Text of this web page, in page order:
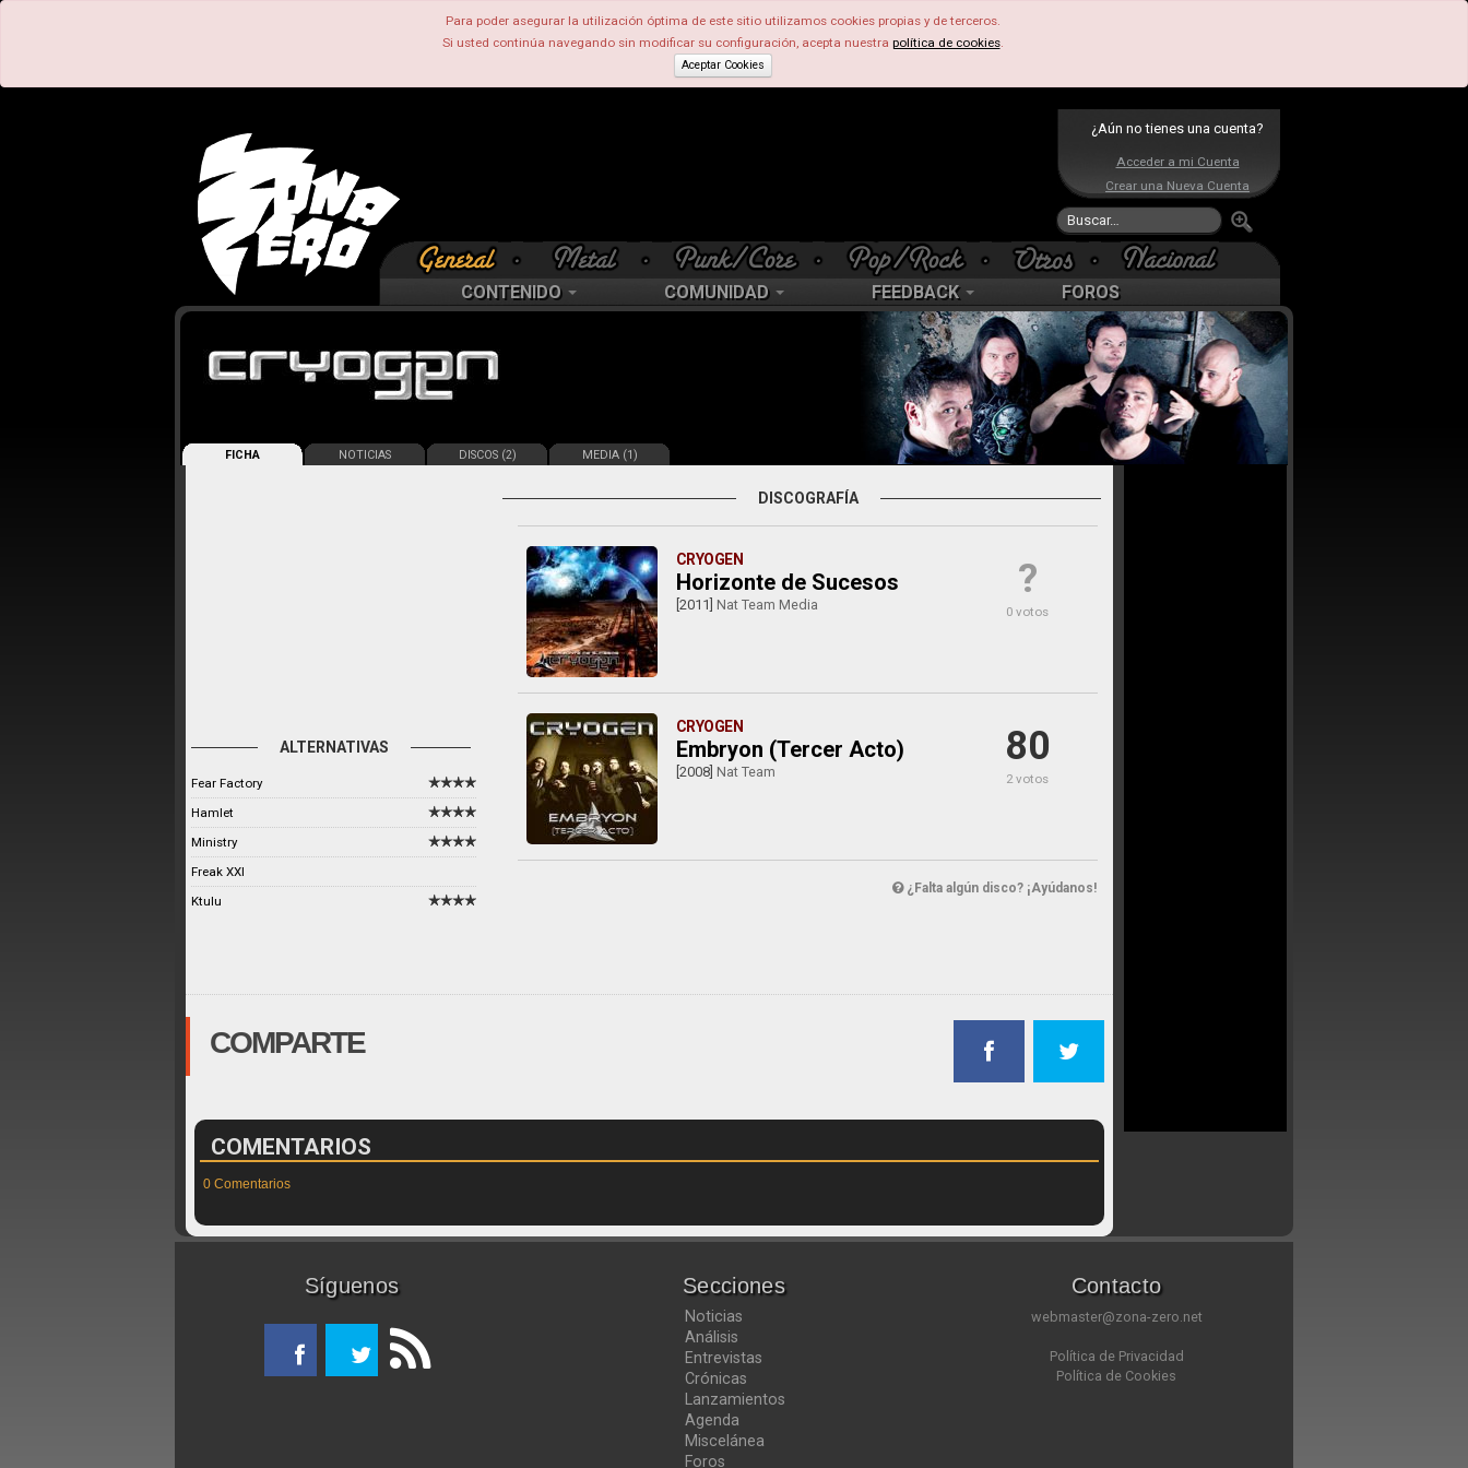
Para poder asegurar la utilización óptima de este sitio utilizamos cookies propias y de terceros.
Si usted continúa navegando sin modificar su configuración, acepta nuestra política de cookies.
Aceptar Cookies
¿Aún no tienes una cuenta?
Acceder a mi Cuenta
Crear una Nueva Cuenta
CONTENIDO COMUNIDAD FEEDBACK FOROS
FICHA NOTICIAS DISCOS (2) MEDIA (1)
ALTERNATIVAS
Fear Factory
Hamlet
Ministry
Freak XXI
Ktulu
DISCOGRAFÍA
CRYOGEN
Horizonte de Sucesos
[2011] Nat Team Media
?
0 votos
CRYOGEN
Embryon (Tercer Acto)
[2008] Nat Team
80
2 votos
¿Falta algún disco? ¡Ayúdanos!
COMPARTE
COMENTARIOS
0 Comentarios
Síguenos Secciones
Noticias
Análisis
Entrevistas
Crónicas
Lanzamientos
Agenda
Miscelánea
Foros
Contacto
webmaster@zona-zero.net
Política de Privacidad
Política de Cookies